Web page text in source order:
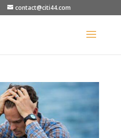
contact@citi44.com